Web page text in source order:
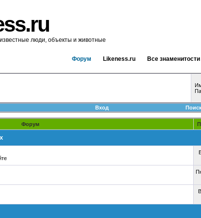
люди, объекты и животные
Форум Likeness.ru Все знаменитости
Вход
Форум